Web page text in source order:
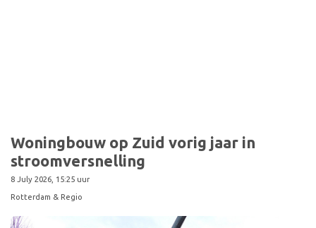
Woningbouw op Zuid vorig jaar in
stroomversnelling
8 July 2026, 15:25 uur
Rotterdam & Regio